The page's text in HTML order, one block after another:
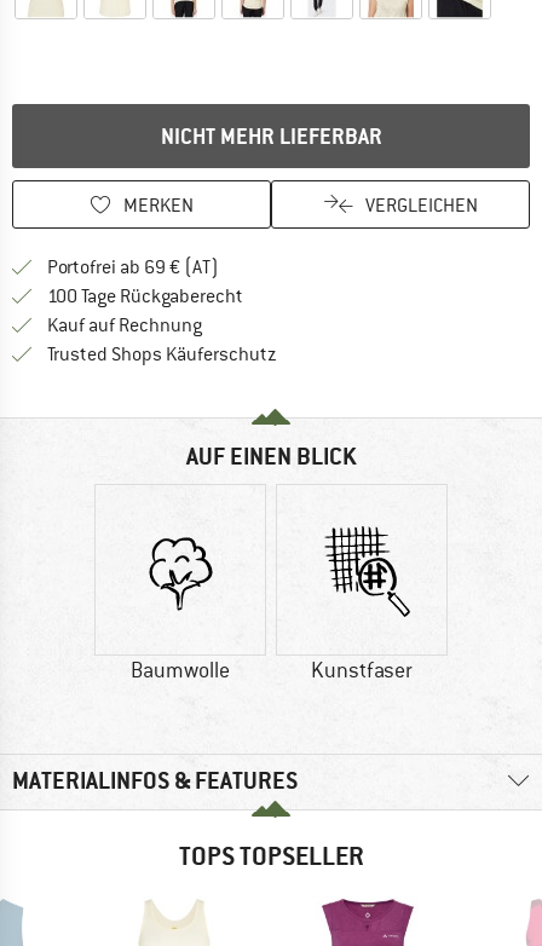
NICHT MEHR LIEFERBAR
MERKEN VERGLEICHEN
Portofrei ab 69 € (AT)
100 Tage Rückgaberecht
Kauf auf RechnungFinde die Zahlungs-Infos hier! Öffnet
Trusted Shops Käuferschutz
AUF EINEN BLICK
Baumwolle Kunstfaser
MATERIALINFOS & FEATURES
TOPS TOPSELLER